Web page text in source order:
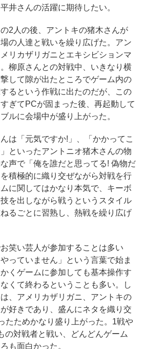
井さんの活躍に期待したい。
2人の後、アントキの猪木さんが
の人達と戦いを繰り広げた。アン
リカザリガニとエキシビションマ
柳原さんとの対戦中、いきなり横
して隙が出たところでゲーム内の
るという作戦に出たのだが、この
ぎてPCが固まった後、再起動して
ルに会場中が盛り上がった。
は「元気ですか!」、「かかってこ
といったアントニオ猪木さんの物
声で「俺を誰だと思ってる! 偽物だ
積極的に織り交ぜながら対戦を行
に関してはかなり本気で、キーボ
を出しながら戦うというスタイル
るごとに習熟し、熱戦を繰り広げ
笑い芸人が参加することは多い
っていません」という言葉で始ま
くゲームに参加しても基本操作す
くて終わるということも多い。し
、アメリカザリガニ、アントキの
好きであり、盛んにネタを織り交
たためかなり盛り上がった。1戦や
の対戦者と戦い、どんどんゲーム
も面白かった。